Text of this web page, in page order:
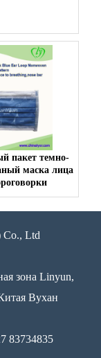
пакет темно-
маска лица
Co., Ltd
зона Linyun,
Вухан
83734835